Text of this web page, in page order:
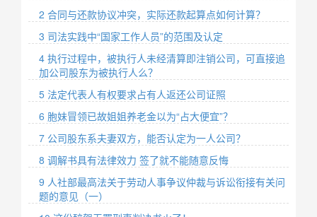
2 合同与还款协议冲突，实际还款起算点如何计算？
3 司法实践中“国家工作人员”的范围及认定
4 执行过程中，被执行人未经清算即注销公司，可直接追
加公司股东为被执行人么？
5 法定代表人有权要求占有人返还公司证照
6 胞妹冒领已故姐姐养老金以为“占大便宜”？
7 公司股东系夫妻双方，能否认定为一人公司？
8 调解书具有法律效力 签了就不能随意反悔
9 人社部最高法关于劳动人事争议仲裁与诉讼衔接有关问
题的意见（一）